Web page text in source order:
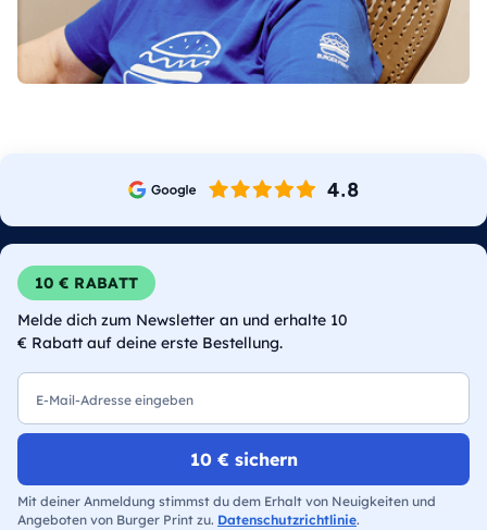
10 € RABATT
Melde dich zum Newsletter an und erhalte 10
€ Rabatt auf deine erste Bestellung.
10 € sichern
Mit deiner Anmeldung stimmst du dem Erhalt von Neuigkeiten und
Angeboten von Burger Print zu. Datenschutzrichtlinie.